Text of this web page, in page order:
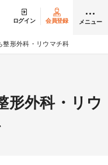
ログイン 会員登録 メニュー
整形外科・リウマチ科
形外科・リウ